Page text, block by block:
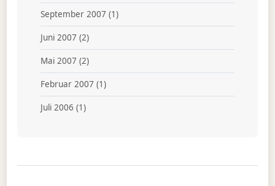
September 2007 (1)
Juni 2007 (2)
Mai 2007 (2)
Februar 2007 (1)
Juli 2006 (1)